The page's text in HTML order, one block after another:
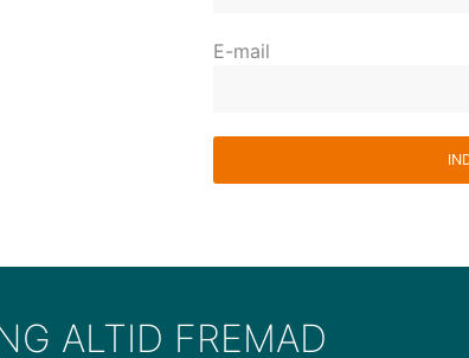
E-mail
ALTID FREMAD